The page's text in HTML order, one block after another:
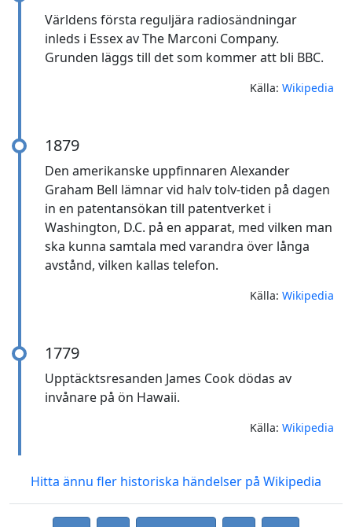
Världens första reguljära radiosändningar
inleds i Essex av The Marconi Company.
Grunden läggs till det som kommer att bli BBC.
Källa:Wikipedia
1879
Den amerikanske uppfinnaren Alexander
Graham Bell lämnar vid halv tolv-tiden på dagen
in en patentansökan till patentverket i
Washington, D.C. på en apparat, med vilken man
ska kunna samtala med varandra över långa
avstånd, vilken kallas telefon.
Källa:Wikipedia
1779
Upptäcktsresanden James Cook dödas av
invånare på ön Hawaii.
Källa:Wikipedia
Hitta ännu fler historiska händelser på Wikipedia